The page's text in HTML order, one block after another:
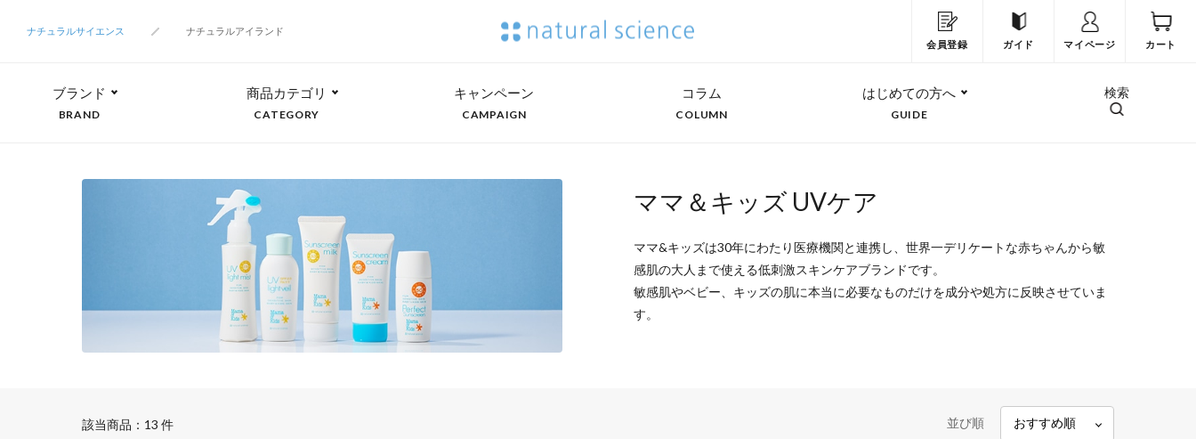
ナチュラルサイエンス
ナチュラルアイランド
会員登録
ガイド マイページ カート
ブランド
BRAND
商品カテゴリ
CATEGORY
キャンペーン
CAMPAIGN
コラム
COLUMN
はじめての方へ
GUIDE
検索
ママ＆キッズ UVケア
ママ&キッズは30年にわたり医療機関と連携し、世界一デリケートな赤ちゃんから敏
感肌の大人まで使える低刺激スキンケアブランドです。
敏感肌やベビー、キッズの肌に本当に必要なものだけを成分や処方に反映させていま
す。
該当商品：13 件 並び順